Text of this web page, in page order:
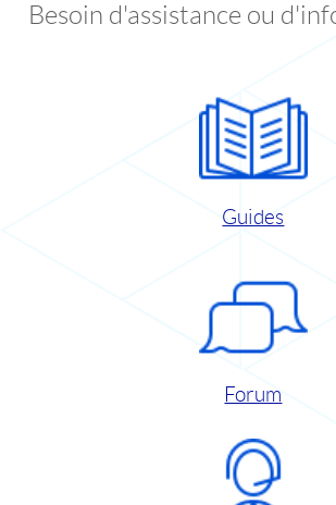
Besoin d'assistance ou
Guides
Forum